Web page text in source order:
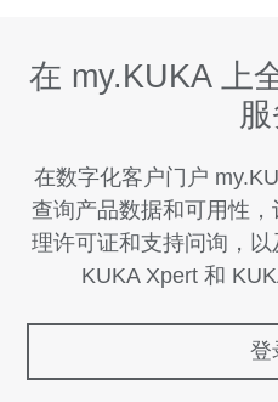
在 my.KUKA 上
在数字化客户门户
查询产品数据和可用性
理许可证和支持问询，
KUKA Xpert 和
登